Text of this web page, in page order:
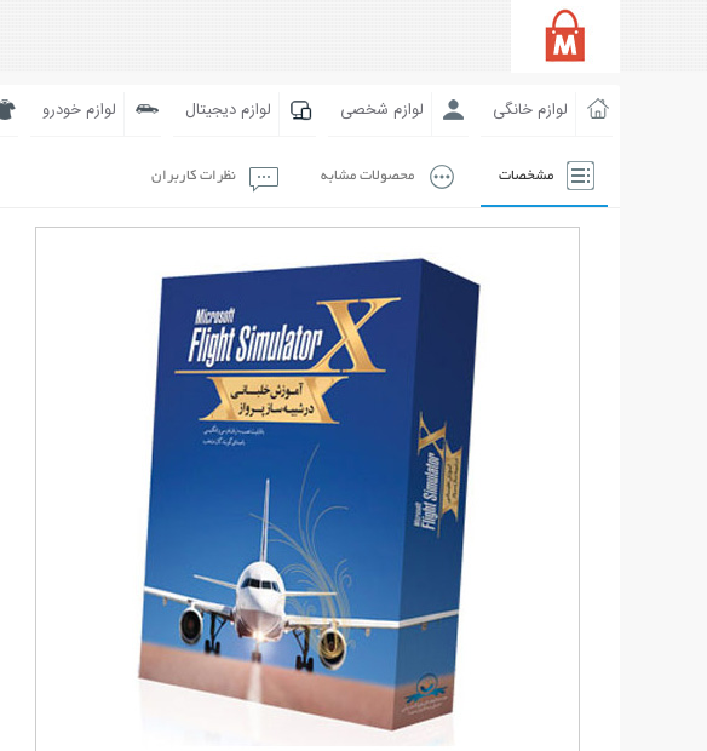
لوازم خانگی لوازم شخصی لوازم دیجیتال لوازم خودرو
مشخصات محصولات مشابه نظرات کاربران